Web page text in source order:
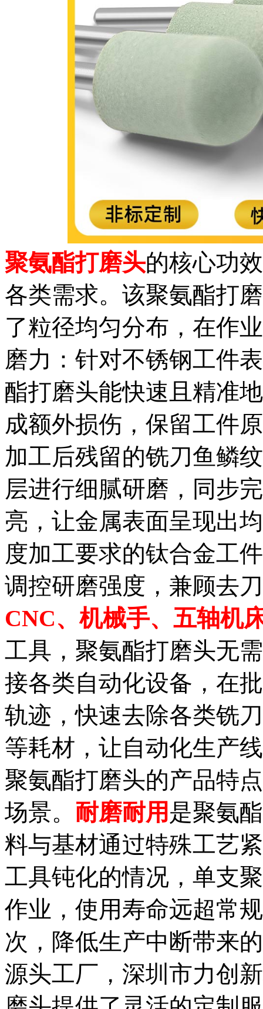
聚氨酯打磨头的核心功
各类需求。该聚氨酯打
了粒径均匀分布，在作
磨力：针对不锈钢工件
酯打磨头能快速且精准
成额外损伤，保留工件
加工后残留的铣刀鱼鳞
层进行细腻研磨，同步
亮，让金属表面呈现出
度加工要求的钛合金工
调控研磨强度，兼顾去
CNC、机械手、五轴机
工具，聚氨酯打磨头无
接各类自动化设备，在
轨迹，快速去除各类铣
等耗材，让自动化生产
聚氨酯打磨头的产品特
场景。 耐磨耐用是聚氨
料与基材通过特殊工艺
工具钝化的情况，单支
作业，使用寿命远超常
次，降低生产中断带来
源头工厂，深圳市力创